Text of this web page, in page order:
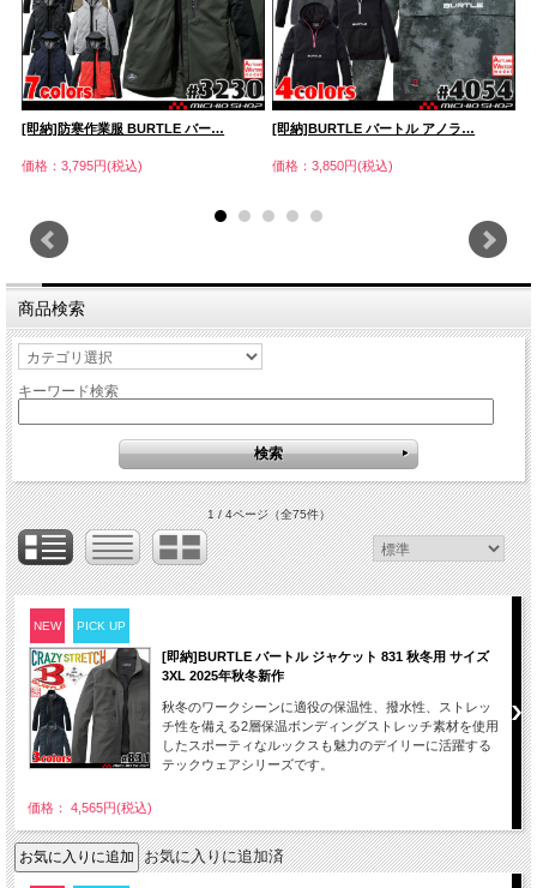
[即納]防寒作業服 BURTLE バー…
価格：3,795円(税込)
[即納]BURTLE バートル アノラ…
価格：3,850円(税込)
商品検索
キーワード検索
1 / 4ページ（全75件）
NEW PICK UP
[即納]BURTLE バートル ジャケット 831 秋冬用 サイズ
3XL 2025年秋冬新作
秋冬のワークシーンに適役の保温性、撥水性、ストレッ
チ性を備える2層保温ボンディングストレッチ素材を使用
したスポーティなルックスも魅力のデイリーに活躍する
テックウェアシリーズです。
価格： 4,565円(税込)
お気に入りに追加済